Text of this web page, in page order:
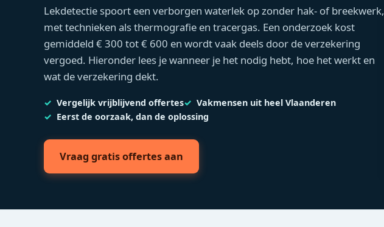
Lekdetectie spoort een verborgen waterlek op zonder hak- of breekwerk,
met technieken als thermografie en tracergas. Een onderzoek kost
gemiddeld € 300 tot € 600 en wordt vaak deels door de verzekering
vergoed. Hieronder lees je wanneer je het nodig hebt, hoe het werkt en
wat de verzekering dekt.
Vergelijk vrijblijvend offertes
Vakmensen uit heel Vlaanderen
Eerst de oorzaak, dan de oplossing
Vraag gratis offertes aan